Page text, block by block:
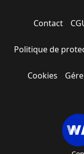
Contact
Politique de
Cookies